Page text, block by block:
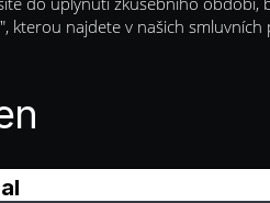
kterou najdete v našich smluvních